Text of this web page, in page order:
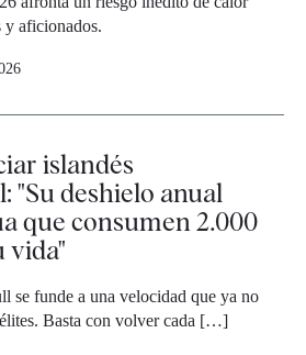
y aficionados.
islandés
"Su deshielo anual
que consumen 2.000
vida"
se funde a una velocidad que ya no
Basta con volver cada […]